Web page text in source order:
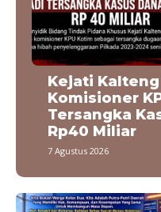
Kejati
Komisioner
Tersangka
Rp40 Miliar
7 Agustus 2026